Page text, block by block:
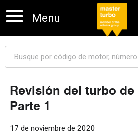
Menu
Skip navigation
Revisión del turbo de
Parte 1
17 de noviembre de 2020